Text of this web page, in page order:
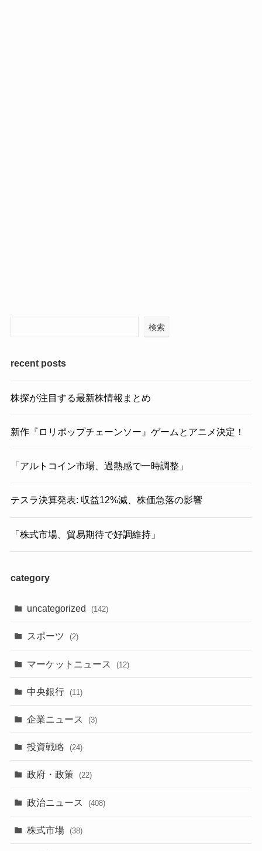
検索
recent posts
株探が注目する最新株情報まとめ
新作『ロリポップチェーンソー』ゲームとアニメ決定！
「アルトコイン市場、過熱感で一時調整」
テスラ決算発表: 収益12%減、株価急落の影響
「株式市場、貿易期待で好調維持」
category
uncategorized (142)
スポーツ (2)
マーケットニュース (12)
中央銀行 (11)
企業ニュース (3)
投資戦略 (24)
政府・政策 (22)
政治ニュース (408)
株式市場 (38)